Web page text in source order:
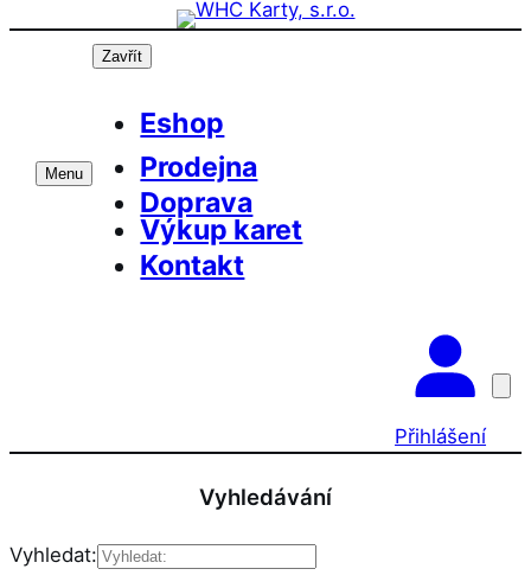
Přeskočit
Menu
Zavřít
Eshop
Prodejna
Doprava
Výkup karet
Kontakt
Přihlášení
Vyhledávání
Vyhledat: